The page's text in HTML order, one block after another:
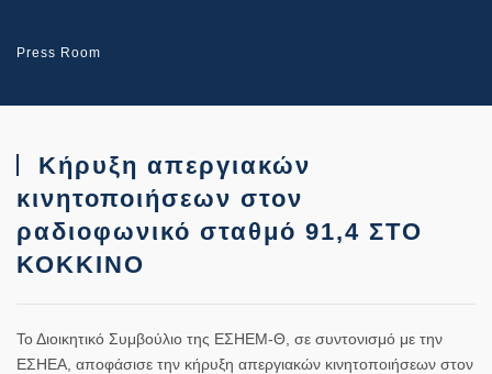
Press Room
Κήρυξη απεργιακών
κινητοποιήσεων στον
ραδιοφωνικό σταθμό 91,4 ΣΤΟ
ΚΟΚΚΙΝΟ
Το Διοικητικό Συμβούλιο της ΕΣΗΕΜ-Θ, σε συντονισμό με την
ΕΣΗΕΑ, αποφάσισε την κήρυξη απεργιακών κινητοποιήσεων στον